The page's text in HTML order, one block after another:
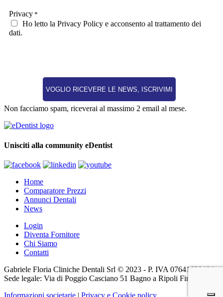
Privacy *
Ho letto la Privacy Policy e acconsento al trattamento dei
dati.
Non facciamo spam, riceverai al massimo 2 email al mese.
Unisciti alla community eDentist
Home
Comparatore Prezzi
Annunci Dentali
News
Login
Diventa Fornitore
Chi Siamo
Contatti
Gabriele Floria Cliniche Dentali Srl © 2023 - P. IVA 07641630484 -
Sede legale: Via di Poggio Casciano 51 Bagno a Ripoli Firenze (FI)
Informazioni societarie | Privacy e Cookie policy